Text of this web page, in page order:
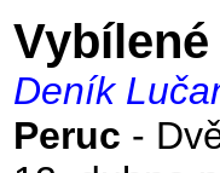
Deník
Peruc -